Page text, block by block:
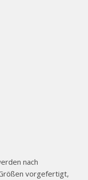
nach
vorgefertigt,